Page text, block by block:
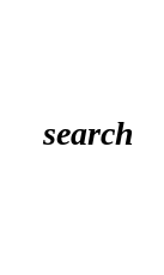
search